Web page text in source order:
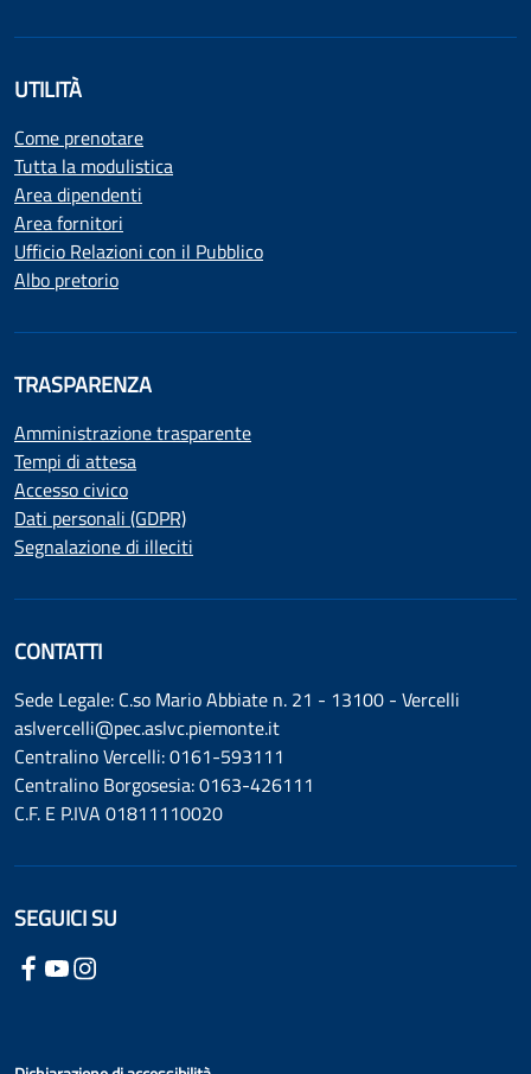
UTILITÀ
Come prenotare
Tutta la modulistica
Area dipendenti
Area fornitori
Ufficio Relazioni con il Pubblico
Albo pretorio
TRASPARENZA
Amministrazione trasparente
Tempi di attesa
Accesso civico
Dati personali (GDPR)
Segnalazione di illeciti
CONTATTI
Sede Legale: C.so Mario Abbiate n. 21 - 13100 - Vercelli
aslvercelli@pec.aslvc.piemonte.it
Centralino Vercelli: 0161-593111
Centralino Borgosesia: 0163-426111
C.F. E P.IVA 01811110020
SEGUICI SU